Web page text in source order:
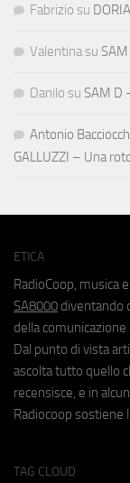
Fabrizio su
Valentina su
Danilo su SAM D
Antonio
GALLUZZI – Una
ETICA
RadioCoop, musica
SA8000 diventando
della
Dal punto di vista
ascolta tutto quello
recensisce, e in
Radiocoop sostiene
TAG CLOUD